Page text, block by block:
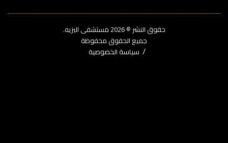
حقوق النشر © 2026‎ مستشفى اليزيه.
جميع الحقوق محفوظة
سياسة الخصوصية